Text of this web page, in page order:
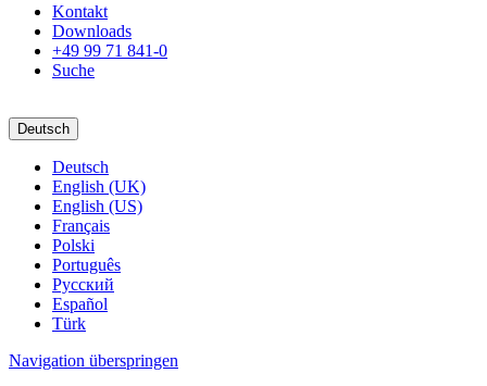
Kontakt
Downloads
+49 99 71 841-0
Suche
Deutsch
Deutsch
English (UK)
English (US)
Français
Polski
Português
Pусский
Español
Türk
Navigation überspringen